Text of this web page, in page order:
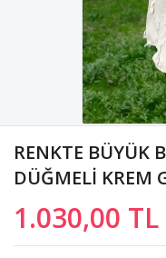
RENKTE BÜYÜK
DÜĞMELİ KREM
1.030,00 TL